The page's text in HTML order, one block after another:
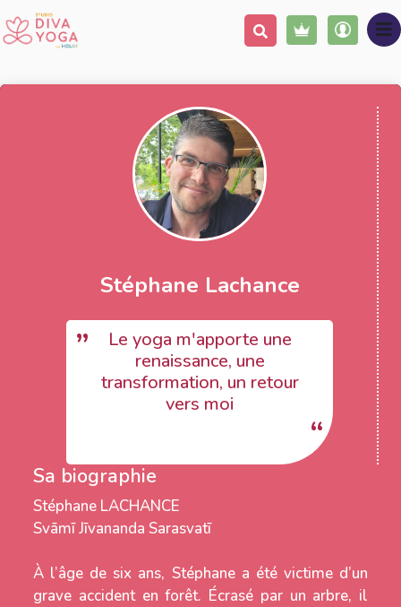
Stéphane Lachance
Le yoga m'apporte une
renaissance, une
transformation, un retour
vers moi
Sa biographie
Stéphane LACHANCE
Svāmī Jīvananda Sarasvatī
À l’âge de six ans, Stéphane a été victime d’un
grave accident en forêt. Écrasé par un arbre, il